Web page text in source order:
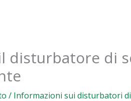
disturbatore di
/ Informazioni sui disturbatori